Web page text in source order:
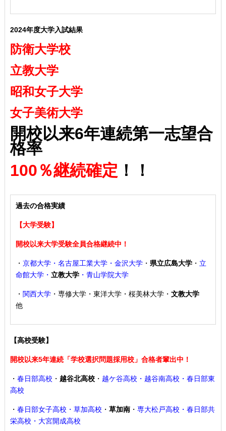
2024年度大学入試結果
防衛大学校
立教大学
昭和女子大学
女子美術大学
開校以来6年連続第一志望合
格率
100％継続確定 ！！
過去の合格実績
【大学受験】
開校以来大学受験全員合格継続中！
・ 京都大学・名古屋工業大学・金沢大学・ 県立広島大学・ 立
命館大学・ 立教大学・青山学院大学
・ 関西大学・専修大学・東洋大学・桜美林大学・ 文教大学
他
【高校受験】
開校以来5年連続「学校選択問題採用校」合格者輩出中！
・ 春日部高校 ・ 越谷北高校・ 越ケ谷高校・越谷南高校・春日部東
高校
・ 春日部女子高校・草加高校 ・ 草加南・ 専大松戸高校 ・春日部共
栄高校・大宮開成高校